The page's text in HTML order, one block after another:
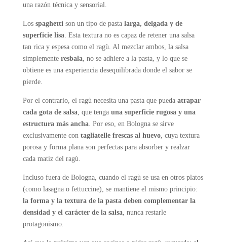
una razón técnica y sensorial.
Los spaghetti son un tipo de pasta larga, delgada y de
superficie lisa . Esta textura no es capaz de retener una salsa
tan rica y espesa como el ragù. Al mezclar ambos, la salsa
simplemente resbala , no se adhiere a la pasta, y lo que se
obtiene es una experiencia desequilibrada donde el sabor se
pierde.
Por el contrario, el ragù necesita una pasta que pueda atrapar
cada gota de salsa , que tenga una superficie rugosa y una
estructura más ancha . Por eso, en Bologna se sirve
exclusivamente con tagliatelle frescas al huevo, cuya textura
porosa y forma plana son perfectas para absorber y realzar
cada matiz del ragù.
Incluso fuera de Bologna, cuando el ragù se usa en otros platos
(como lasagna o fettuccine), se mantiene el mismo principio:
la forma y la textura de la pasta deben complementar la
densidad y el carácter de la salsa , nunca restarle
protagonismo.